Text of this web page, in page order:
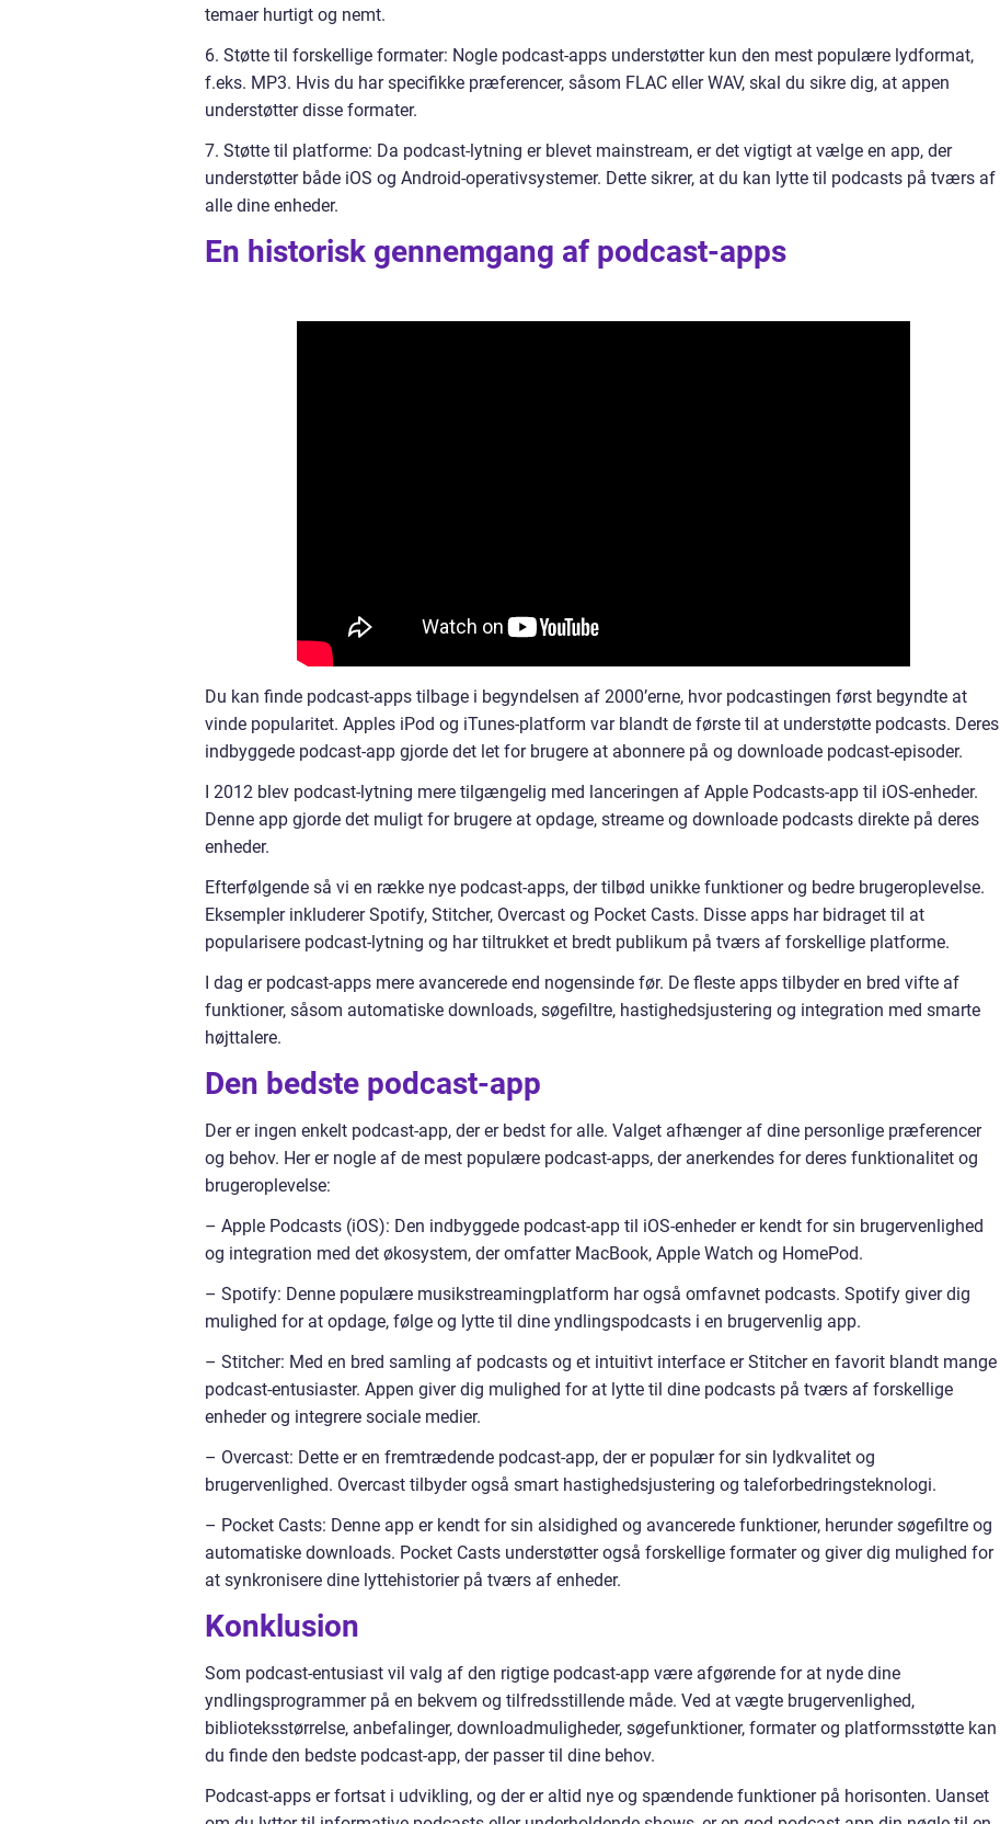
temaer hurtigt og nemt.
6. Støtte til forskellige formater: Nogle podcast-apps understøtter kun den mest populære lydformat,
f.eks. MP3. Hvis du har specifikke præferencer, såsom FLAC eller WAV, skal du sikre dig, at appen
understøtter disse formater.
7. Støtte til platforme: Da podcast-lytning er blevet mainstream, er det vigtigt at vælge en app, der
understøtter både iOS og Android-operativsystemer. Dette sikrer, at du kan lytte til podcasts på tværs af
alle dine enheder.
En historisk gennemgang af podcast-apps
Du kan finde podcast-apps tilbage i begyndelsen af 2000’erne, hvor podcastingen først begyndte at
vinde popularitet. Apples iPod og iTunes-platform var blandt de første til at understøtte podcasts. Deres
indbyggede podcast-app gjorde det let for brugere at abonnere på og downloade podcast-episoder.
I 2012 blev podcast-lytning mere tilgængelig med lanceringen af Apple Podcasts-app til iOS-enheder.
Denne app gjorde det muligt for brugere at opdage, streame og downloade podcasts direkte på deres
enheder.
Efterfølgende så vi en række nye podcast-apps, der tilbød unikke funktioner og bedre brugeroplevelse.
Eksempler inkluderer Spotify, Stitcher, Overcast og Pocket Casts. Disse apps har bidraget til at
popularisere podcast-lytning og har tiltrukket et bredt publikum på tværs af forskellige platforme.
I dag er podcast-apps mere avancerede end nogensinde før. De fleste apps tilbyder en bred vifte af
funktioner, såsom automatiske downloads, søgefiltre, hastighedsjustering og integration med smarte
højttalere.
Den bedste podcast-app
Der er ingen enkelt podcast-app, der er bedst for alle. Valget afhænger af dine personlige præferencer
og behov. Her er nogle af de mest populære podcast-apps, der anerkendes for deres funktionalitet og
brugeroplevelse:
– Apple Podcasts (iOS): Den indbyggede podcast-app til iOS-enheder er kendt for sin brugervenlighed
og integration med det økosystem, der omfatter MacBook, Apple Watch og HomePod.
– Spotify: Denne populære musikstreamingplatform har også omfavnet podcasts. Spotify giver dig
mulighed for at opdage, følge og lytte til dine yndlingspodcasts i en brugervenlig app.
– Stitcher: Med en bred samling af podcasts og et intuitivt interface er Stitcher en favorit blandt mange
podcast-entusiaster. Appen giver dig mulighed for at lytte til dine podcasts på tværs af forskellige
enheder og integrere sociale medier.
– Overcast: Dette er en fremtrædende podcast-app, der er populær for sin lydkvalitet og
brugervenlighed. Overcast tilbyder også smart hastighedsjustering og taleforbedringsteknologi.
– Pocket Casts: Denne app er kendt for sin alsidighed og avancerede funktioner, herunder søgefiltre og
automatiske downloads. Pocket Casts understøtter også forskellige formater og giver dig mulighed for
at synkronisere dine lyttehistorier på tværs af enheder.
Konklusion
Som podcast-entusiast vil valg af den rigtige podcast-app være afgørende for at nyde dine
yndlingsprogrammer på en bekvem og tilfredsstillende måde. Ved at vægte brugervenlighed,
biblioteksstørrelse, anbefalinger, downloadmuligheder, søgefunktioner, formater og platformsstøtte kan
du finde den bedste podcast-app, der passer til dine behov.
Podcast-apps er fortsat i udvikling, og der er altid nye og spændende funktioner på horisonten. Uanset